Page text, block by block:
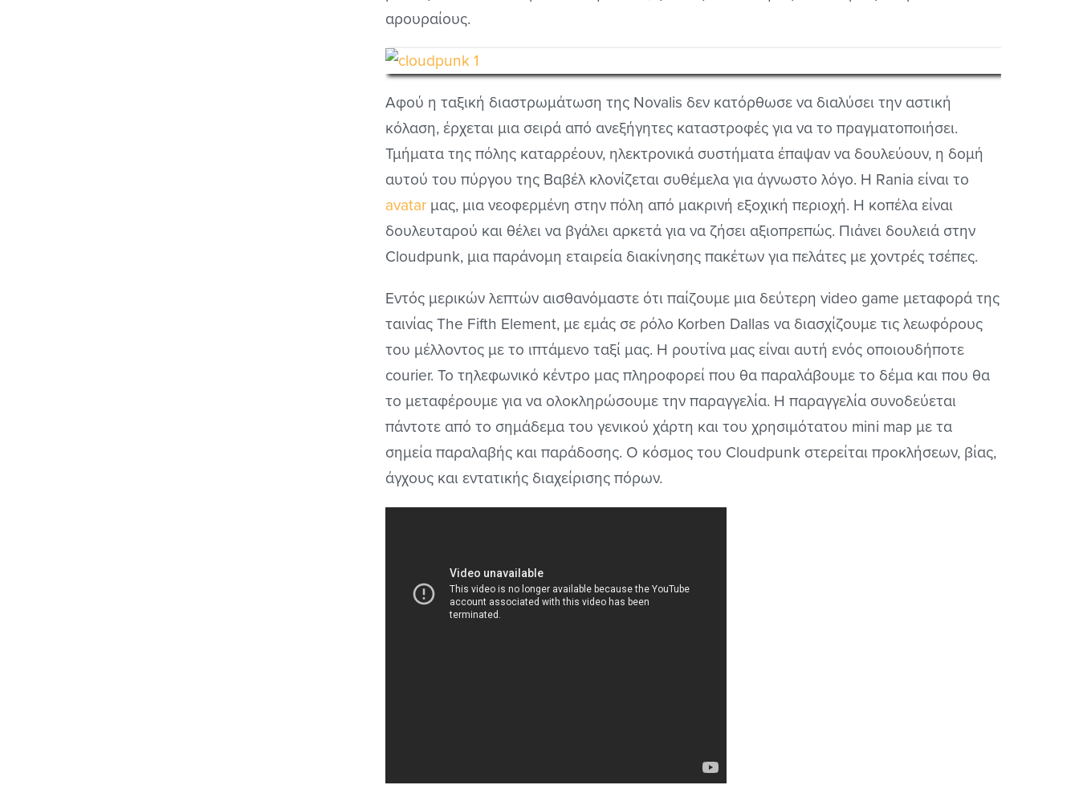
αρουραίους.
Αφού η ταξική διαστρωμάτωση της Novalis δεν κατόρθωσε να διαλύσει την αστική
κόλαση, έρχεται μια σειρά από ανεξήγητες καταστροφές για να το πραγματοποιήσει.
Τμήματα της πόλης καταρρέουν, ηλεκτρονικά συστήματα έπαψαν να δουλεύουν, η δομή
αυτού του πύργου της Βαβέλ κλονίζεται συθέμελα για άγνωστο λόγο. Η Rania είναι το
avatar μας, μια νεοφερμένη στην πόλη από μακρινή εξοχική περιοχή. Η κοπέλα είναι
δουλευταρού και θέλει να βγάλει αρκετά για να ζήσει αξιοπρεπώς. Πιάνει δουλειά στην
Cloudpunk, μια παράνομη εταιρεία διακίνησης πακέτων για πελάτες με χοντρές τσέπες.
Εντός μερικών λεπτών αισθανόμαστε ότι παίζουμε μια δεύτερη video game μεταφορά της
ταινίας The Fifth Element, με εμάς σε ρόλο Korben Dallas να διασχίζουμε τις λεωφόρους
του μέλλοντος με το ιπτάμενο ταξί μας. Η ρουτίνα μας είναι αυτή ενός οποιουδήποτε
courier. Το τηλεφωνικό κέντρο μας πληροφορεί που θα παραλάβουμε το δέμα και που θα
το μεταφέρουμε για να ολοκληρώσουμε την παραγγελία. Η παραγγελία συνοδεύεται
πάντοτε από το σημάδεμα του γενικού χάρτη και του χρησιμότατου mini map με τα
σημεία παραλαβής και παράδοσης. Ο κόσμος του Cloudpunk στερείται προκλήσεων, βίας,
άγχους και εντατικής διαχείρισης πόρων.